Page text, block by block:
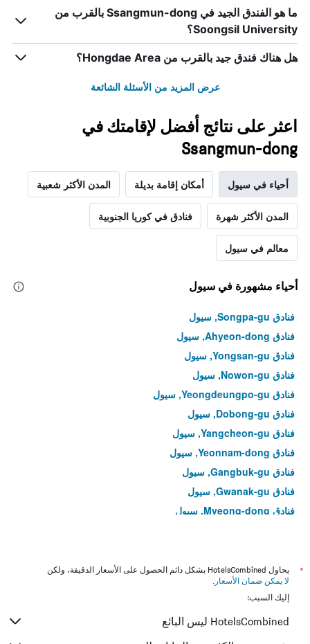
ما هو الفندق الجيد في Ssangmun-dong بالقرب من
Soongsil University؟
هل هناك فندق جيد بالقرب من Hongdae Area؟
عرض المزيد من الأسئلة الشائعة
اعثر على نتائج أفضل لإقامتك في
Ssangmun-dong
أحياء في سيول أمكان إقامة بديلة المدن الأكثر شعبية
المدن الأكثر شهرة فنادق في كوريا الجنوبية
معالم في سيول
أحياء مشهورة في سيول
فنادق Songpa-gu, سيول
فنادق Ahyeon-dong, سيول
فنادق Yongsan-gu, سيول
فنادق Nowon-gu, سيول
فنادق Yeongdeungpo-gu, سيول
فنادق Dobong-gu, سيول
فنادق Yangcheon-gu, سيول
فنادق Yeonnam-dong, سيول
فنادق Gangbuk-gu, سيول
فنادق Gwanak-gu, سيول
فنادق Myeong-dong, سيول
فنادق Bangi-dong, سيول
فنادق Gwangjin-gu, سيول
فنادق Gahoe-dong, سيول
*
يحاول HotelsCombined بشكل دائم الحصول على الأسعار الدقيقة، ولكن
لا يمكن ضمان الأسعار .
إليك السبب:
HotelsCombined ليس البائع